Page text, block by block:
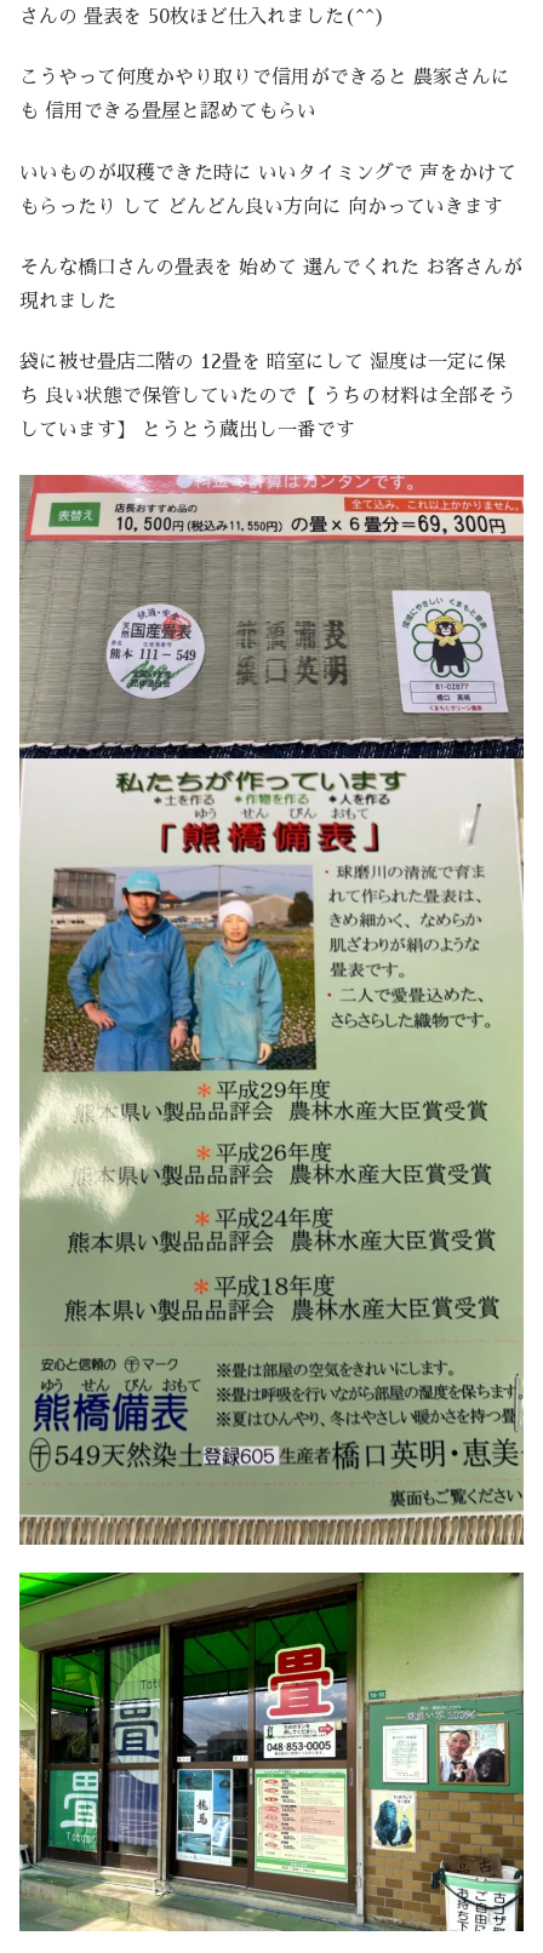
さんの 畳表を 50枚ほど仕入れました(^^)
こうやって何度かやり取りで信用ができると 農家さんに
も 信用できる畳屋と認めてもらい
いいものが収穫できた時に いいタイミングで 声をかけて
もらったり して どんどん良い方向に 向かっていきます
そんな橋口さんの畳表を 始めて 選んでくれた お客さんが
現れました
袋に被せ畳店二階の 12畳を 暗室にして 湿度は一定に保
ち 良い状態で保管していたので【 うちの材料は全部そう
しています】 とうとう蔵出し一番です